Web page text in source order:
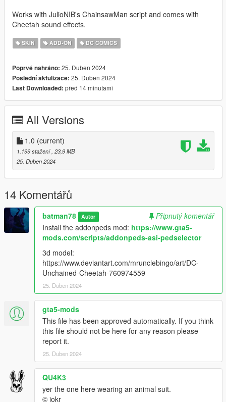
Works with JulioNIB's ChainsawMan script and comes with
Cheetah sound effects.
SKIN ADD-ON DC COMICS
Poprvé nahráno: 25. Duben 2024
Poslední aktulizace: 25. Duben 2024
Last Downloaded: před 14 minutami
All Versions
1.0 (current)
1.199 stažení, 23,9 MB
25. Duben 2024
14 Komentářů
batman78 Autor
Připnutý komentář
Install the addonpeds mod: https://www.gta5-
mods.com/scripts/addonpeds-asi-pedselector
3d model:
https://www.deviantart.com/mrunclebingo/art/DC-
Unchained-Cheetah-760974559
25. Duben 2024
gta5-mods
This file has been approved automatically. If you think
this file should not be here for any reason please
report it.
25. Duben 2024
QU4K3
yer the one here wearing an animal suit.
© jokr